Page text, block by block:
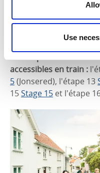
Use
Les étapes suivantes
accessibles en train :
5(Jonsered), l'étape 13
15Stage 15 et l'étape